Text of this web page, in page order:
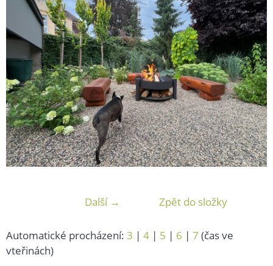
Další → Zpět do složky
Automatické procházení: 3 | 4 | 5 | 6 | 7 (čas ve
vteřinách)